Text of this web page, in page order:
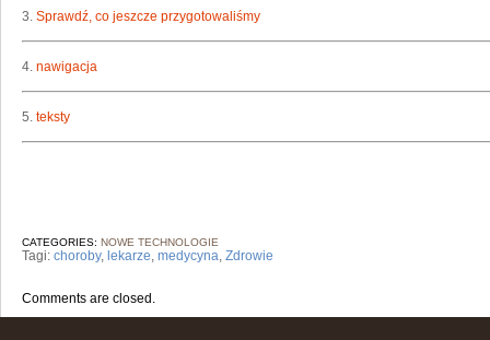
3. Sprawdź, co jeszcze przygotowaliśmy
4. nawigacja
5. teksty
CATEGORIES: NOWE TECHNOLOGIE
Tagi: choroby, lekarze, medycyna, Zdrowie
Comments are closed.